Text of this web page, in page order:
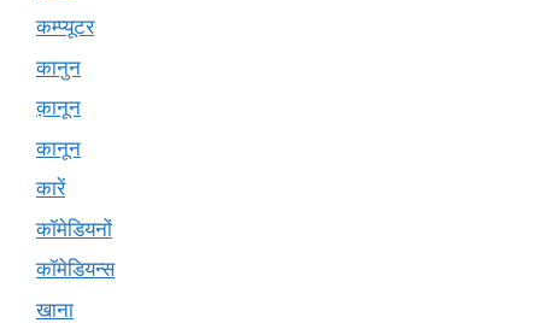
कम्प्यूटर
कानुन
क़ानून
कानून
कारें
कॉमेडियनों
कॉमेडियन्स
खाना